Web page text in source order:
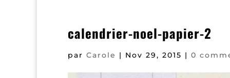
calendrier-noel-papier-2
par Carole | Nov 29, 2015 | 0